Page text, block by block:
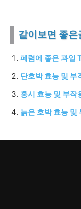
같이보면 좋은
폐렴에 좋은 과일
단호박 효능 및 부
홍시 효능 및 부작
늙은 호박 효능 및